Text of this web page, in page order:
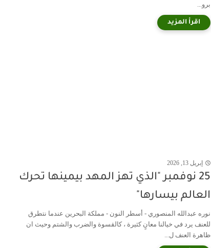
برو...
إبريل 13, 2026
25 نوفمبر "الذي تهز المهد بيمينها تحرك
العالم بيسارها"
نوره عبدالله المنصوري - أسطر النون - مملكة البحرين عندما نتطرق
للعنف يرد في خيالنا معانٍ كثيرة ، كالقسوة والضرب والشتم وحيث ان
ظاهرة العنف ل...